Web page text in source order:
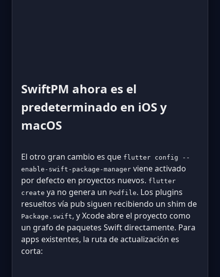
SwiftPM ahora es el
predeterminado en iOS y
macOS
El otro gran cambio es que flutter config --
enable-swift-package-manager viene activado
por defecto en proyectos nuevos. flutter
create ya no genera un Podfile. Los plugins
resueltos vía pub siguen recibiendo un shim de
Package.swift, y Xcode abre el proyecto como
un grafo de paquetes Swift directamente. Para
apps existentes, la ruta de actualización es
corta: